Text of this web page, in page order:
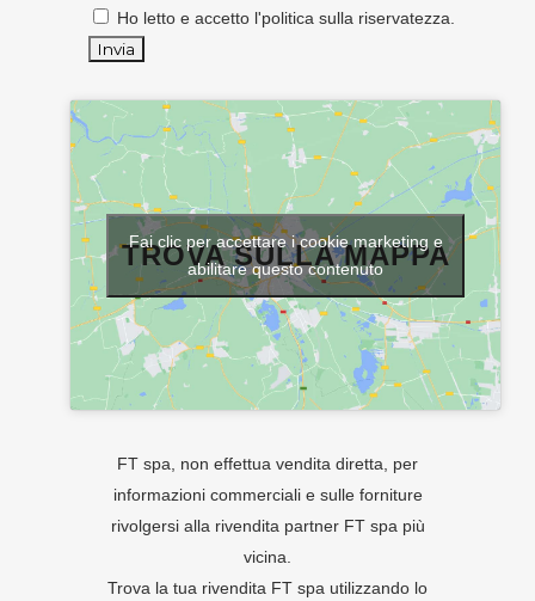
Ho letto e accetto l'politica sulla riservatezza
TROVA SULLA MAPPA
Fai clic per accettare i cookie marketing e
abilitare questo contenuto
FT spa, non effettua vendita diretta, per
informazioni commerciali e sulle forniture
rivolgersi alla rivendita partner FT spa più
vicina.
Trova la tua rivendita FT spa utilizzando lo